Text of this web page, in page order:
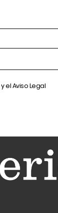
y elAviso Legal